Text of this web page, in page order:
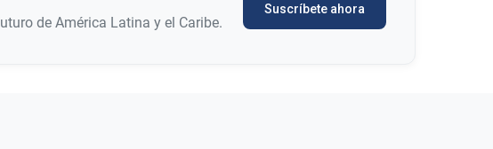
de América Latina y el Caribe.
Suscríbete ahora